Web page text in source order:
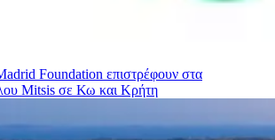
Foundation επιστρέφουν στα
Mitsis σε Κω και Κρήτη